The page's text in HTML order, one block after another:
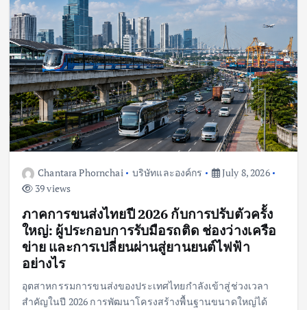
Chantara Phornchai บริษัทและองค์กร
July 8, 2026
39 views
ภาคการขนส่งไทยปี 2026 กับการปรับตัวครั้ง
ใหญ่: ผู้ประกอบการรับมือรถติด ช่องว่างเครือ
ข่าย และการเปลี่ยนผ่านสู่ยานยนต์ไฟฟ้า
อย่างไร
อุตสาหกรรมการขนส่งของประเทศไทยกำลังเข้าสู่ช่วงเวลา
สำคัญในปี 2026 การพัฒนาโครงสร้างพื้นฐานขนาดใหญ่ได้